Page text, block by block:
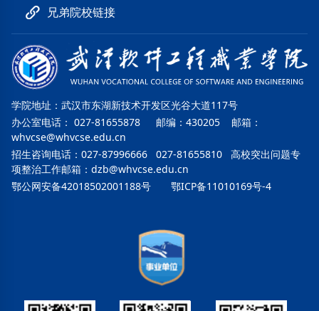
兄弟院校链接
学院地址：武汉市东湖新技术开发区光谷大道117号
办公室电话： 027-81655878 邮编：430205 邮箱：
whvcse@whvcse.edu.cn
招生咨询电话：027-87996666 027-81655810 高校突出问题专
项整治工作邮箱：dzb@whvcse.edu.cn
鄂公网安备42018502001188号
鄂ICP备11010169号-4